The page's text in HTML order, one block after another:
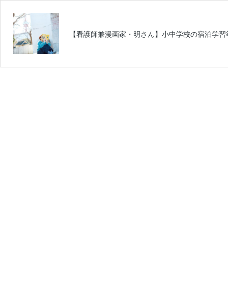
【看護師兼漫画家・明さん】小中学校の宿泊学